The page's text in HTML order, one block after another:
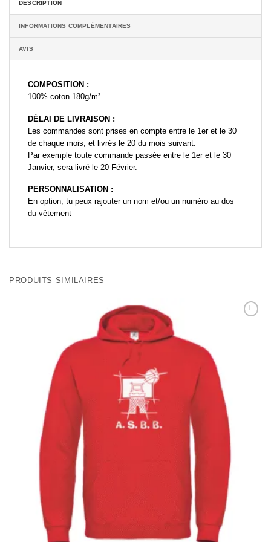
DESCRIPTION
INFORMATIONS COMPLÉMENTAIRES
AVIS
COMPOSITION :
100% coton 180g/m²
DÉLAI DE LIVRAISON :
Les commandes sont prises en compte entre le 1er et le 30
de chaque mois, et livrés le 20 du mois suivant.
Par exemple toute commande passée entre le 1er et le 30
Janvier, sera livré le 20 Février.
PERSONNALISATION :
En option, tu peux rajouter un nom et/ou un numéro au dos
du vêtement
PRODUITS SIMILAIRES